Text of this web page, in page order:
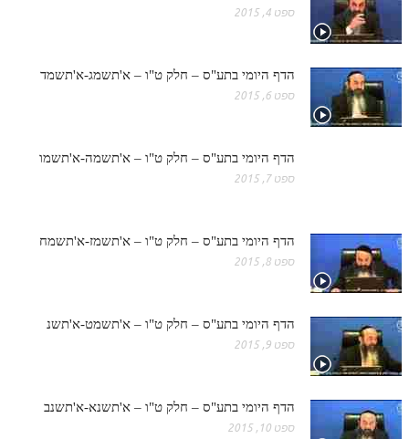
ספט 4, 2015
הדף היומי בתע"ס – חלק ט"ו – א'תשמג-א'תשמד
ספט 6, 2015
הדף היומי בתע"ס – חלק ט"ו – א'תשמה-א'תשמו
ספט 7, 2015
הדף היומי בתע"ס – חלק ט"ו – א'תשמז-א'תשמח
ספט 8, 2015
הדף היומי בתע"ס – חלק ט"ו – א'תשמט-א'תשנ
ספט 9, 2015
הדף היומי בתע"ס – חלק ט"ו – א'תשנא-א'תשנב
ספט 10, 2015